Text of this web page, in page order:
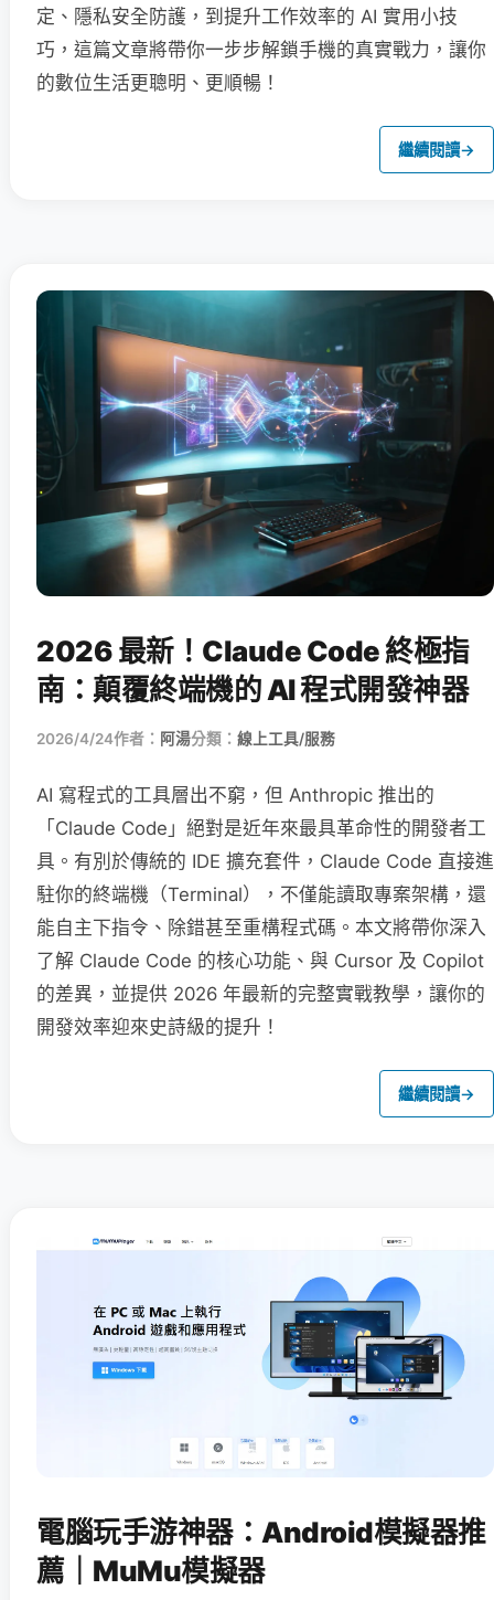
定、隱私安全防護，到提升工作效率的 AI 實用小技
巧，這篇文章將帶你一步步解鎖手機的真實戰力，讓你
的數位生活更聰明、更順暢！
繼續閱讀→
2026 最新！Claude Code 終極指
南：顛覆終端機的 AI 程式開發神器
2026/4/24作者： 阿湯分類： 線上工具/服務
AI 寫程式的工具層出不窮，但 Anthropic 推出的
「Claude Code」絕對是近年來最具革命性的開發者工
具。有別於傳統的 IDE 擴充套件，Claude Code 直接進
駐你的終端機（Terminal），不僅能讀取專案架構，還
能自主下指令、除錯甚至重構程式碼。本文將帶你深入
了解 Claude Code 的核心功能、與 Cursor 及 Copilot
的差異，並提供 2026 年最新的完整實戰教學，讓你的
開發效率迎來史詩級的提升！
繼續閱讀→
電腦玩手游神器：Android模擬器推
薦｜MuMu模擬器